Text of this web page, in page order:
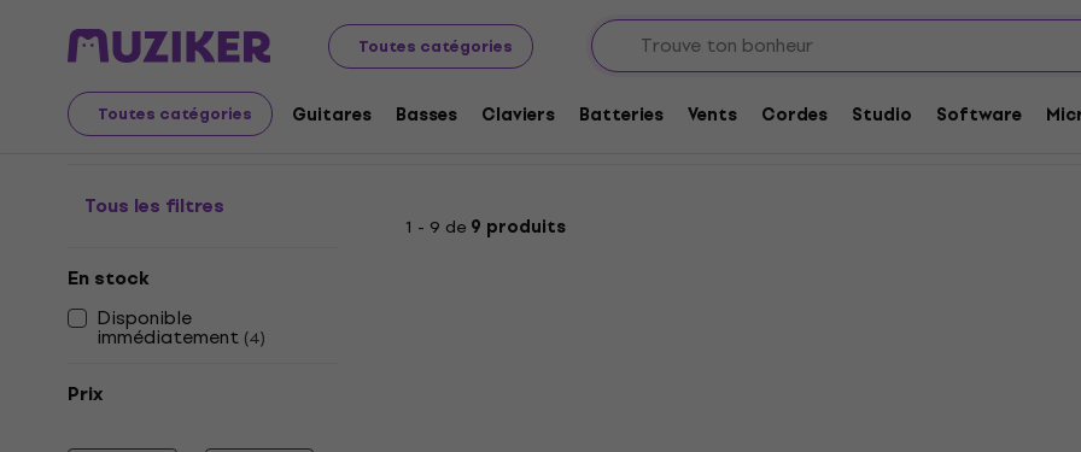
Toutes catégories
Toutes catégories Guitares Basses Claviers Batteries Vents Cordes Studio Software
Instruments de musique Batteries Percussions Agogos
Agogos
Tous les filtres
En stock
Disponible
immédiatement (4)
Prix
1 - 9 de 9 produits